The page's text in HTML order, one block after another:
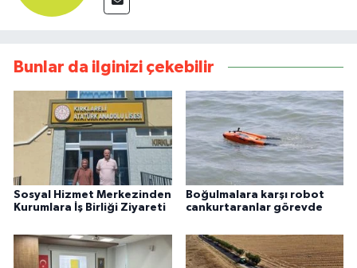
Bunlar da ilginizi çekebilir
Sosyal Hizmet Merkezinden
Kurumlara İş Birliği Ziyareti
Boğulmalara karşı robot
cankurtaranlar görevde